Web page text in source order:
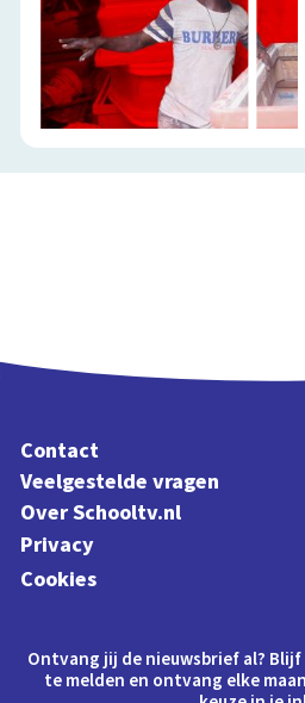
Contact
Veelgestelde vragen
Over Schooltv.nl
Privacy
Cookies
Ontvang jij de nieuwsbrief al?
te melden en ontvang elke